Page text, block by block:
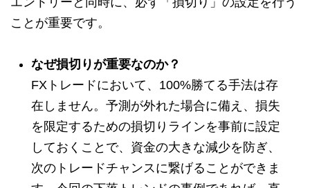
ことが重要です。
なぜ損切りが重要なのか？
FXトレードにおいて、100%勝てる手法は存
在しません。予測が外れた場合に備え、損失
を限定するための損切りラインを事前に設定
しておくことで、資金の大きな減少を防ぎ、
次のトレードチャンスに繋げることができま